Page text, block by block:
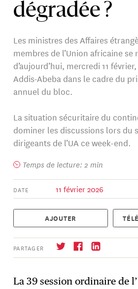
dégradée ?
Les ministres des Affaires
membres de l’Union africaine
d’aujourd’hui, mercredi 11
Addis-Abeba dans le cadre du
annuel du bloc.
La situation sécuritaire du
dominer les discussions lors du
dirigeants de l’UA ce week-end.
Temps de lecture: 2 min
DATE 11 février 2026
AJOUTER
PARTAGER
La 39 session ordinaire de